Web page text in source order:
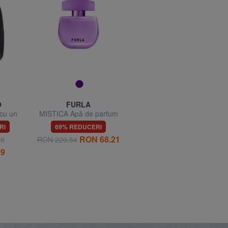
un
FURLA
MISTICA Apă de parfum
30 ml
69% REDUCERI
RON 220.54 RON 68.21